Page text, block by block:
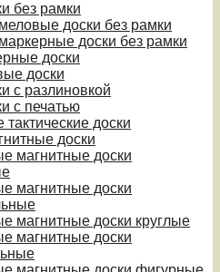
без рамки
доски без рамки
доски без рамки
доски
доски
с разлиновкой
с печатью
доски
доски
магнитные доски
магнитные доски
магнитные доски круглые
магнитные доски